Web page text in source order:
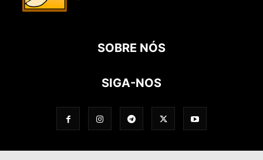
SOBRE NÓS
SIGA-NOS